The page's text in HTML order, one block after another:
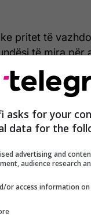
pritet të
të mira për
mbyllura. /
asks for your
data for the
advertising and
audience research
or access information on